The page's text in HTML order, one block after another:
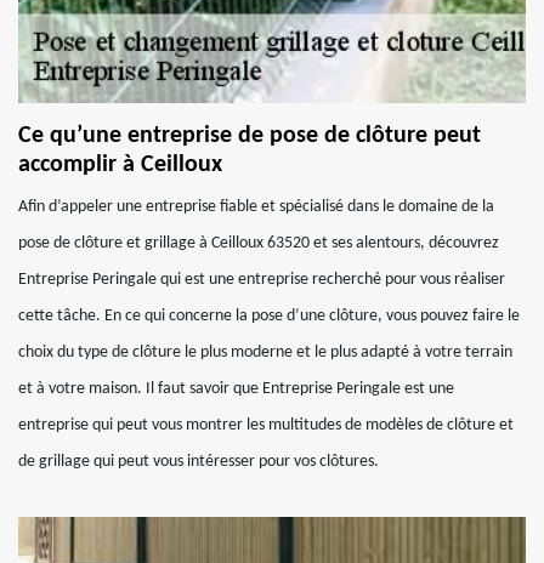
Ce qu’une entreprise de pose de clôture peut
accomplir à Ceilloux
Afin d’appeler une entreprise fiable et spécialisé dans le domaine de la
pose de clôture et grillage à Ceilloux 63520 et ses alentours, découvrez
Entreprise Peringale qui est une entreprise recherché pour vous réaliser
cette tâche. En ce qui concerne la pose d’une clôture, vous pouvez faire le
choix du type de clôture le plus moderne et le plus adapté à votre terrain
et à votre maison. Il faut savoir que Entreprise Peringale est une
entreprise qui peut vous montrer les multitudes de modèles de clôture et
de grillage qui peut vous intéresser pour vos clôtures.